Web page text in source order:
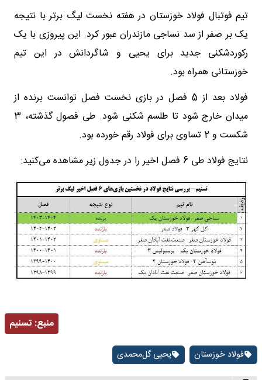
تیم فوتبال فولاد خوزستان در هفته نخست لیگ برتر با نتیجه
یک بر صفر از سد نساجی مازندران عبور کرد. این پیروزی با یک
رکوردشکنی جدید برای یحیی و شاگردانش در این تیم
خوزستانی همراه بود.
فولاد بعد از 5 فصل در بازی نخست فصل توانست برنده از
میدان خارج شود تا طلسم شکنی شود. طی فصول گذشته، 3
شکست و 2 تساوی برای فولاد رقم خورده بود.
نتایج فولاد طی 6 فصل اخیر را در جدول زیر مشاهده می‌کنید:
منبع: تسنیم
فولاد خوزستان یحیی گل‌محمدی